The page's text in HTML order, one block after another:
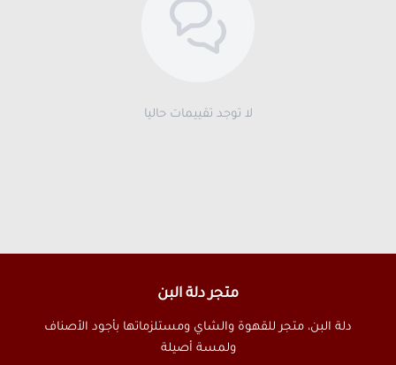
لا توجد تقييمات حاليا
متجر دلة البن
دلة البن، متجر للقهوة والشاي ومستلزماتها بأجود الأصناف
ولمسة أصيلة